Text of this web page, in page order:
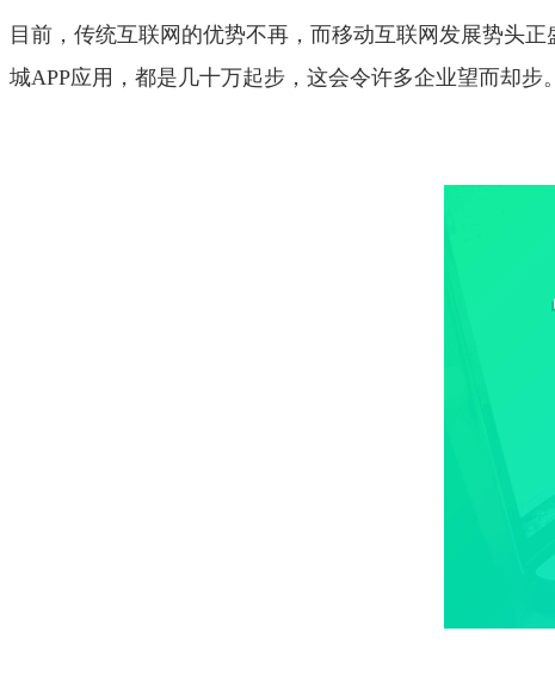
目前，传统互联网的优势不再，而移动互联网发展势头
城APP应用，都是几十万起步，这会令许多企业望而却步